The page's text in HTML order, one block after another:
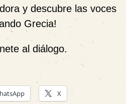
y descubre las voces
Grecia!
al diálogo.
X